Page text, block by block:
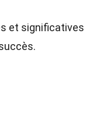
et significatives